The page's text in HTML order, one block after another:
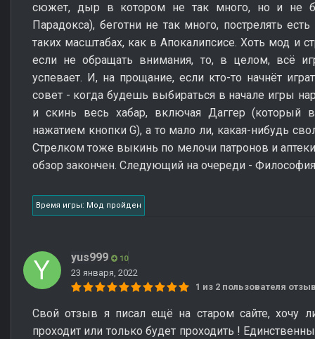
сюжет, дыр в котором не так много, но и не
Парадокса), беготни не так много, пострелять
таких масштабах, как в Апокалипсисе. Хоть мод и
если не обращать внимания, то, в целом, всё
успевает. И, на прощание, если кто-то начнёт
совет - когда будешь выбираться в начале игры
и скинь весь хабар, включая Даггер (который
нажатием кнопки G), а то мало ли, какая-нибудь
Стрелком тоже выкинь по мелочи патронов и
обзор закончен. Следующий на очереди -
Время игры: Мод пройден
yus999 10
23 января, 2022
1 из 2 пользователя
Свой отзыв я писал ещё на старом сайте, хочу
проходит или только будет проходить !